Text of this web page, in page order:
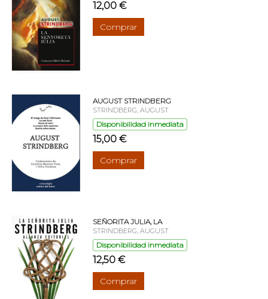
12,00 €
Comprar
AUGUST STRINDBERG
STRINDBERG, AUGUST
Disponibilidad inmediata
15,00 €
Comprar
SEÑORITA JULIA, LA
STRINDBERG, AUGUST
Disponibilidad inmediata
12,50 €
Comprar